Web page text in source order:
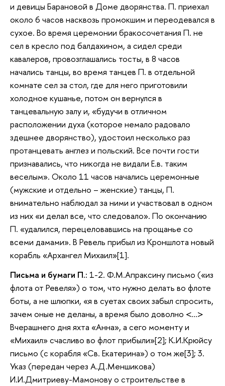
и девицы Барановой в Доме дворянства. П. приехал
около 6 часов насквозь промокшим и переодевался в
сухое. Во время церемонии бракосочетания П. не
сел в кресло под балдахином, а сидел среди
кавалеров, провозглашались тосты, в 8 часов
начались танцы, во время танцев П. в отдельной
комнате сел за стол, где для него приготовили
холодное кушанье, потом он вернулся в
танцевальную залу и, «будучи в отличном
расположении духа (которое немало радовало
здешнее дворянство), удостоил несколько раз
протанцевать англез и польский. Все почти гости
признавались, что никогда не видали Е.в. таким
веселым». Около 11 часов начались церемонные
(мужские и отдельно – женские) танцы, П.
внимательно наблюдал за ними и участвовал в одном
из них «и делал все, что следовало». По окончанию
П. «удалился, перецеловавшись на прощанье со
всеми дамами». В Ревель прибыл из Кроншлота новый
корабль «Архангел Михаил»[1].
Письма и бумаги П.: 1-2. Ф.М.Апраксину письмо («из
флота от Ревеля») о том, что нужно делать во флоте
боты, а не шлюпки, «я в суетах своих забыл спросить,
зачем оные не деланы, а время было доволно <…>
Вчерашнего дня яхта «Анна», а сего моменту и
«Михаил» счасливо во флот прибыли»[2]; К.И.Крюйсу
письмо (с корабля «Св. Екатерина») о том же[3]; 3.
Указ (передан через А.Д.Меншикова)
И.И.Дмитриеву-Мамонову о строительстве в